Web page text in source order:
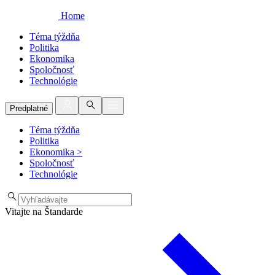
Home
Téma týždňa
Politika
Ekonomika
Spoločnosť
Technológie
Predplatné
Téma týždňa
Politika
Ekonomika >
Spoločnosť
Technológie
Vitajte na Štandarde